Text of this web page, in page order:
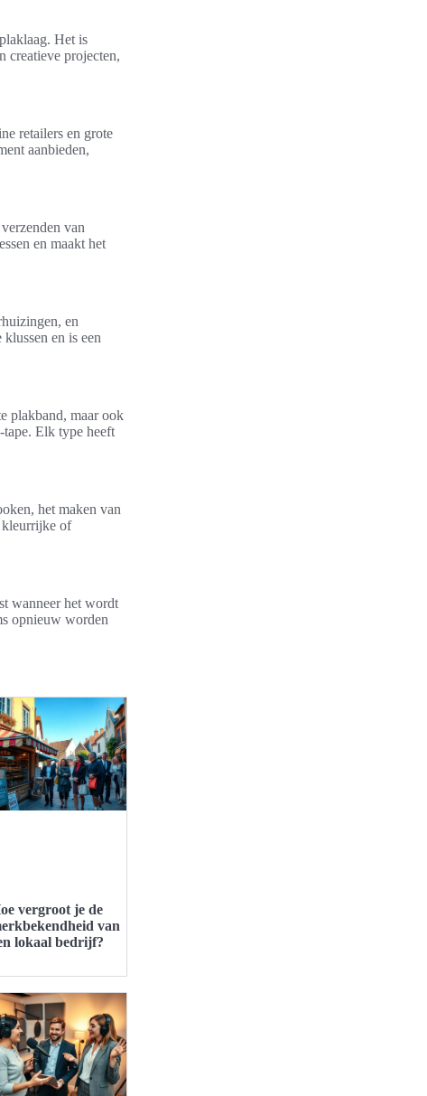
Het is
creatieve projecten,
retailers en grote
aanbieden,
van
en maakt het
en
en is een
plakband, maar ook
Elk type heeft
het maken van
kleurrijke of
wanneer het wordt
opnieuw worden
vergroot je de
van
lokaal bedrijf?